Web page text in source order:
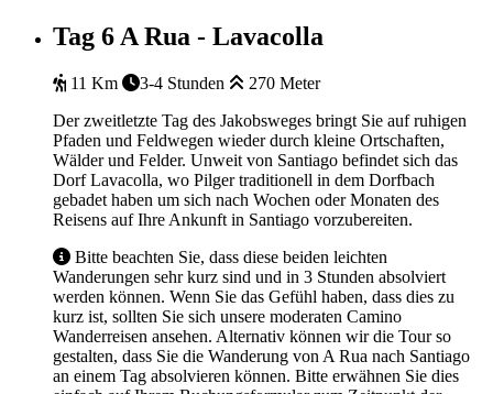
Tag 6 A Rua - Lavacolla
11 Km 3-4 Stunden
270 Meter
Der zweitletzte Tag des Jakobsweges bringt Sie auf ruhigen
Pfaden und Feldwegen wieder durch kleine Ortschaften,
Wälder und Felder. Unweit von Santiago befindet sich das
Dorf Lavacolla, wo Pilger traditionell in dem Dorfbach
gebadet haben um sich nach Wochen oder Monaten des
Reisens auf Ihre Ankunft in Santiago vorzubereiten.
Bitte beachten Sie, dass diese beiden leichten
Wanderungen sehr kurz sind und in 3 Stunden absolviert
werden können. Wenn Sie das Gefühl haben, dass dies zu
kurz ist, sollten Sie sich unsere moderaten Camino
Wanderreisen ansehen. Alternativ können wir die Tour so
gestalten, dass Sie die Wanderung von A Rua nach Santiago
an einem Tag absolvieren können. Bitte erwähnen Sie dies